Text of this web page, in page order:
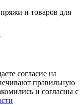
и товаров для
согласие на
правильную
и согласны с